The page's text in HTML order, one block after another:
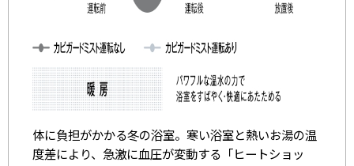
体に負担がかかる冬の浴室。寒い浴室と熱いお湯の温
度差により、急激に血圧が変動する「ヒートショッ